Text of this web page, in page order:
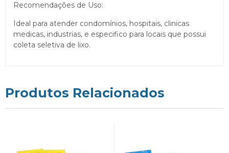
Recomendações de Uso:
Ideal para atender condomínios, hospitais, clinicas
medicas, industrias, e especifico para locais que possui
coleta seletiva de lixo.
Produtos Relacionados